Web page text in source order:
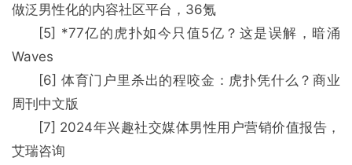
做泛男性化的内容社区平台，36氪
[5] *77亿的虎扑如今只值5亿？这是误解，暗涌
Waves
[6] 体育门户里杀出的程咬金：虎扑凭什么？商业
周刊中文版
[7] 2024年兴趣社交媒体男性用户营销价值报告，
艾瑞咨询